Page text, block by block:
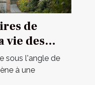
de
vie des
sous l'angle de
à une